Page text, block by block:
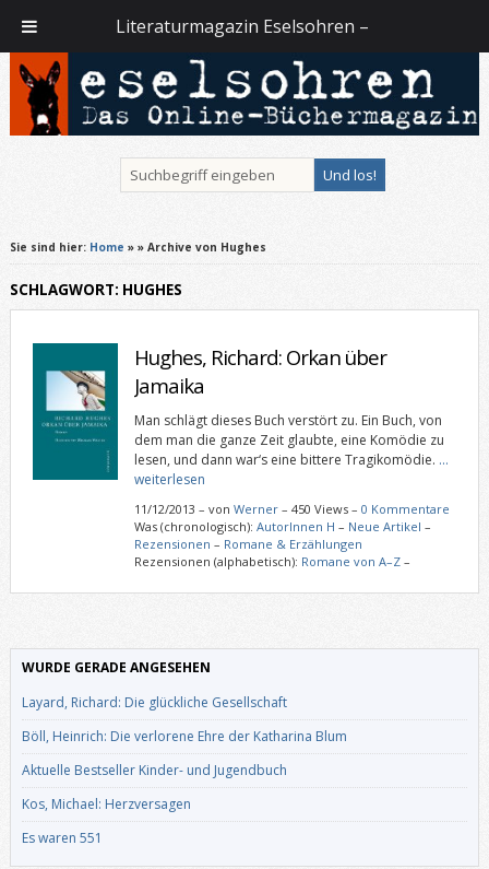
Sie sind hier: Home » » Archive von Hughes
SCHLAGWORT: HUGHES
Hughes, Richard: Orkan über
Jamaika
Man schlägt dieses Buch verstört zu. Ein Buch, von
dem man die ganze Zeit glaubte, eine Komödie zu
lesen, und dann war‘s eine bittere Tragikomödie. …
weiterlesen
11/12/2013 – von Werner– 450 Views – 0 Kommentare
Was (chronologisch): AutorInnen H – Neue Artikel –
Rezensionen – Romane & Erzählungen
Rezensionen (alphabetisch): Romane von A–Z–
WURDE GERADE ANGESEHEN
Layard, Richard: Die glückliche Gesellschaft
Böll, Heinrich: Die verlorene Ehre der Katharina Blum
Aktuelle Bestseller Kinder- und Jugendbuch
Kos, Michael: Herzversagen
Es waren 551
Literaturmagazin Eselsohren –